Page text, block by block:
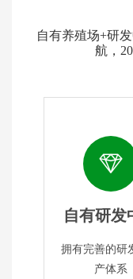
自有养殖场+研
航，
自有研发
拥有完善的研
产体系